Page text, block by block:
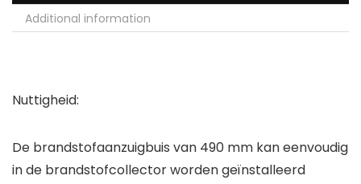
Additional information
Nuttigheid:
De brandstofaanzuigbuis van 490 mm kan eenvoudig
in de brandstofcollector worden geïnstalleerd